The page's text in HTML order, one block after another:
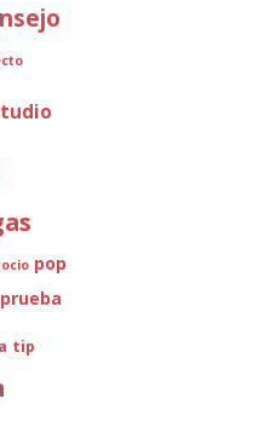
pop
prueba
tip